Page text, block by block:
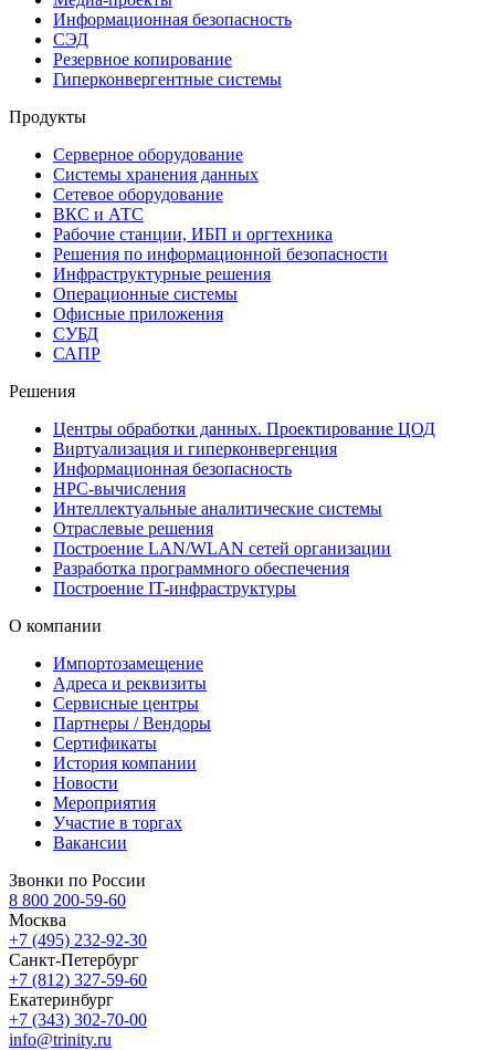
Информационная безопасность
СЭД
Резервное копирование
Гиперконвергентные системы
Продукты
Серверное оборудование
Системы хранения данных
Сетевое оборудование
ВКС и АТС
Рабочие станции, ИБП и оргтехника
Решения по информационной безопасности
Инфраструктурные решения
Операционные системы
Офисные приложения
СУБД
САПР
Решения
Центры обработки данных. Проектирование ЦОД
Виртуализация и гиперконвергенция
Информационная безопасность
HPC-вычисления
Интеллектуальные аналитические системы
Отраслевые решения
Построение LAN/WLAN сетей организации
Разработка программного обеспечения
Построение IT-инфраструктуры
О компании
Импортозамещение
Адреса и реквизиты
Сервисные центры
Партнеры / Вендоры
Сертификаты
История компании
Новости
Мероприятия
Участие в торгах
Вакансии
Звонки по России
8 800 200-59-60
Москва
+7 (495) 232-92-30
Санкт-Петербург
+7 (812) 327-59-60
Екатеринбург
+7 (343) 302-70-00
info@trinity.ru